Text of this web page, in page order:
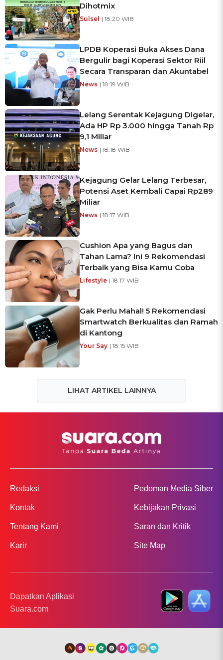
Dihotmix
Sulsel | 18:20 WIB
LPDB Koperasi Buka Akses Dana
Bergulir bagi Koperasi Sektor Riil
Secara Transparan dan Akuntabel
News | 18:19 WIB
Lelang Serentak Kejagung Digelar,
Ada HP Rp 3.000 hingga Tanah Rp
9,1 Miliar
News | 18:18 WIB
Kejagung Gelar Lelang Terbesar,
Potensi Aset Kembali Capai Rp289
Miliar
News | 18:17 WIB
Cushion Apa yang Bagus dan
Tahan Lama? Ini 9 Rekomendasi
Terbaik yang Bisa Kamu Coba
Lifestyle | 18:17 WIB
Gak Perlu Mahal! 5 Rekomendasi
Smartwatch Berkualitas dan Ramah
di Kantong
Your Say | 18:15 WIB
LIHAT ARTIKEL LAINNYA
Redaksi
Kontak
Tentang Kami
Karir
Pedoman Media Siber
Kebijakan Privasi
Saran dan Kritik
Site Map
Dapatkan Aplikasi
Suara.com